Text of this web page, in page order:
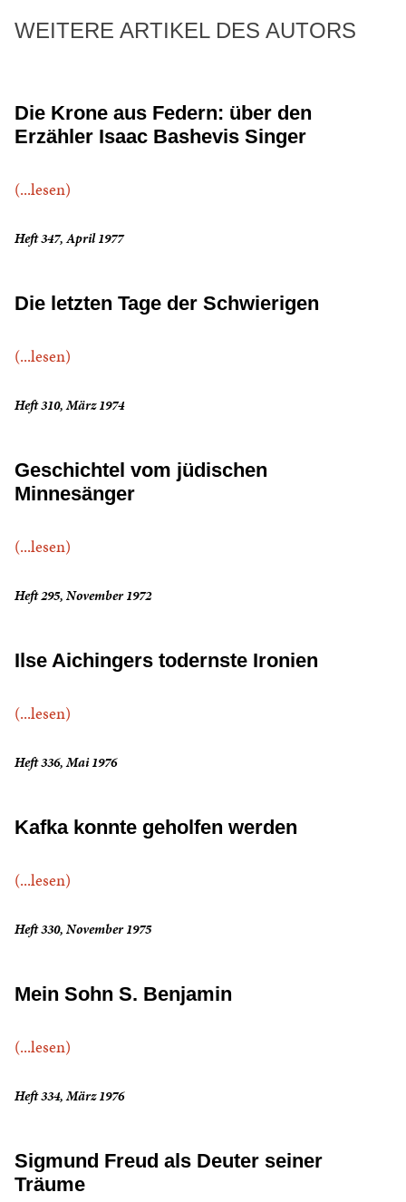
WEITERE ARTIKEL DES AUTORS
Die Krone aus Federn: über den
Erzähler Isaac Bashevis Singer
(...lesen)
Heft 347, April 1977
Die letzten Tage der Schwierigen
(...lesen)
Heft 310, März 1974
Geschichtel vom jüdischen
Minnesänger
(...lesen)
Heft 295, November 1972
Ilse Aichingers todernste Ironien
(...lesen)
Heft 336, Mai 1976
Kafka konnte geholfen werden
(...lesen)
Heft 330, November 1975
Mein Sohn S. Benjamin
(...lesen)
Heft 334, März 1976
Sigmund Freud als Deuter seiner
Träume